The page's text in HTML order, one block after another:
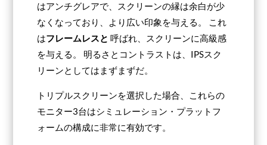
はアンチグレアで、スクリーンの縁は余白が少
なくなっており、より広い印象を与える。 これ
はフレームレスと呼ばれ、スクリーンに高級感
を与える。 明るさとコントラストは、IPSスク
リーンとしてはまずまずだ。
トリプルスクリーンを選択した場合、これらの
モニター3台はシミュレーション・プラットフ
ォームの構成に非常に有効です。